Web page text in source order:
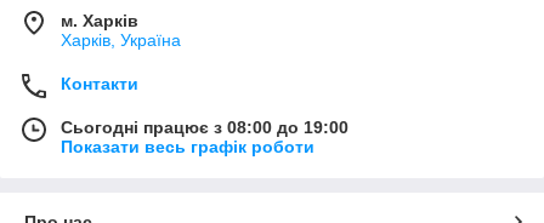
м. Харків
Харків, Україна
Контакти
Сьогодні працює з 08:00 до 19:00
Показати весь графік роботи